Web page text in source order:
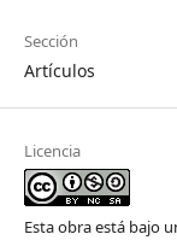
Sección
Artículos
Licencia
Esta obra está bajo